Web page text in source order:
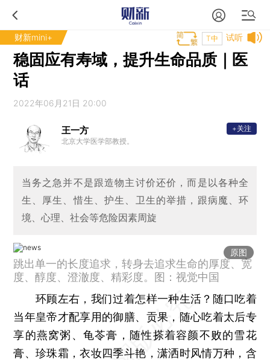
财新mini+ 试听
T中
稳固应有寿域，提升生命品质｜医
话
2022年06月21日 20:00
王一方
北京大学医学部教授。
+关注
当务之急并不是跟造物主讨价还价，而是以各种全
生、厚生、惜生、护生、卫生的举措，跟病魔、环
境、心理、社会等危险因素周旋
原图
跳出单一的长度追求，转身去追求生命的厚度、宽
度、醇度、澄澈度、精彩度。图：视觉中国
环顾左右，我们过着怎样一种生活？随口吃着
当年皇帝才配享用的御膳、贡果，随心吃着太后专
享的燕窝粥、龟苓膏，随性搽着容颜不败的雪花
膏、珍珠霜，衣妆四季斗艳，潇洒时风情万种，含